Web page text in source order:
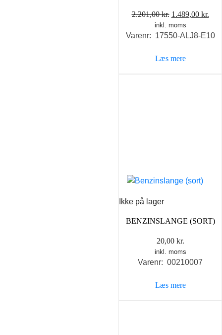
2.201,00kr. Den
oprindelige
pris
2.201,00 kr..
1.489,00 kr.
pris
inkl. moms
Varenr: 17550-ALJ8-E10
Læs mere
Ikke på lager
BENZINSLANGE (SORT)
20,00 kr.
inkl. moms
Varenr: 00210007
Læs mere